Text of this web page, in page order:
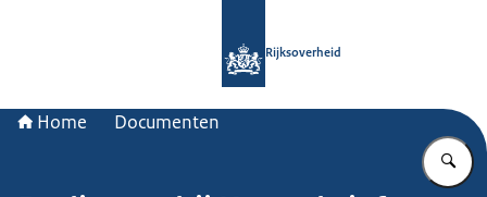
Rijksoverheid
Home Documenten